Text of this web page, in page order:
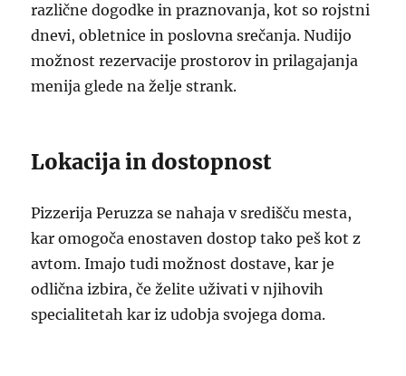
različne dogodke in praznovanja, kot so rojstni
dnevi, obletnice in poslovna srečanja. Nudijo
možnost rezervacije prostorov in prilagajanja
menija glede na želje strank.
Lokacija in dostopnost
Pizzerija Peruzza se nahaja v središču mesta,
kar omogoča enostaven dostop tako peš kot z
avtom. Imajo tudi možnost dostave, kar je
odlična izbira, če želite uživati v njihovih
specialitetah kar iz udobja svojega doma.